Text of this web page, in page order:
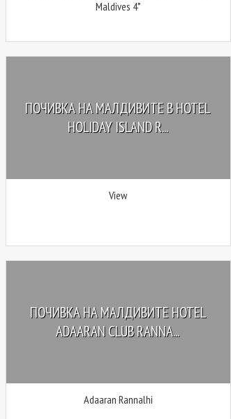
Maldives 4*
ПОЧИВКА НА МАЛДИВИТЕ В HOTEL
HOLIDAY ISLAND R...
View
ПОЧИВКА НА МАЛДИВИТЕ HOTEL
ADAARAN CLUB RANNA...
Adaaran Rannalhi